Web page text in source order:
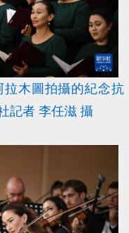
木圖拍攝的紀念抗
記者 李任滋 攝